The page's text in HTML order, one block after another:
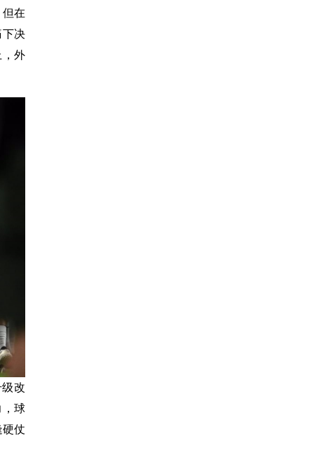
在
下决
，外
改
，球
仗